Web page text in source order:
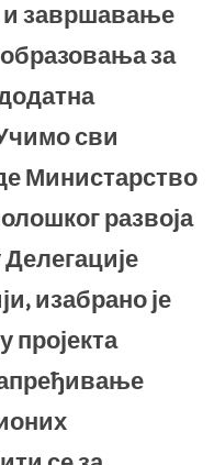
и завршавање
за
сви
Министарство
развоја
изабрано је
пројекта